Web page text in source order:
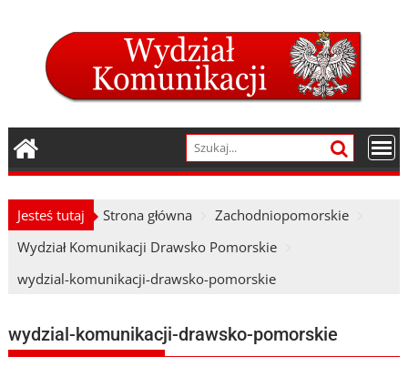
Jesteś tutaj Strona główna
Zachodniopomorskie
Wydział Komunikacji Drawsko Pomorskie
wydzial-komunikacji-drawsko-pomorskie
wydzial-komunikacji-drawsko-pomorskie